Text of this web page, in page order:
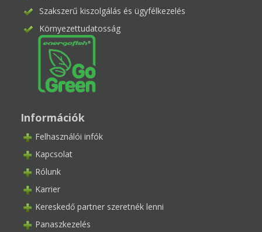
Szakszerű kiszolgálás és ügyfélkezelés
Környezettudatosság
Információk
Felhasználói infók
Kapcsolat
Rólunk
Karrier
Kereskedő partner szeretnék lenni
Panaszkezelés